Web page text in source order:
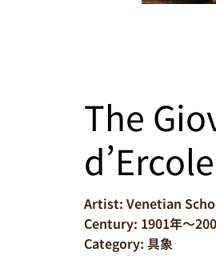
The
Artist: Venetian
Century: 1901年～
Category: 具象